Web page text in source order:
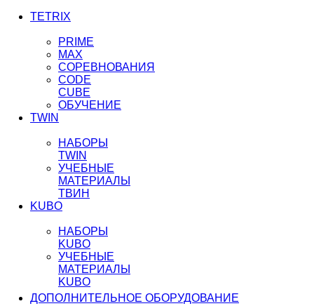
TETRIX
PRIME
MAX
СОРЕВНОВАНИЯ
CODE
CUBE
ОБУЧЕНИЕ
TWIN
НАБОРЫ
TWIN
УЧЕБНЫЕ
МАТЕРИАЛЫ
ТВИН
KUBO
НАБОРЫ
KUBO
УЧЕБНЫЕ
МАТЕРИАЛЫ
KUBO
ДОПОЛНИТЕЛЬНОЕ ОБОРУДОВАНИЕ